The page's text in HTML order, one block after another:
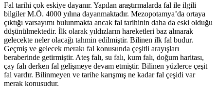
Fal tarihi çok eskiye dayanır. Yapılan araştırmalarda fal ile ilgili
bilgiler M.Ö. 4000 yılına dayanmaktadır. Mezopotamya’da ortaya
çıktığı varsayımı bulunmakta ancak fal tarihinin daha da eski olduğu
düşünülmektedir. İlk olarak yıldızların hareketleri baz alınarak
gelecekte neler olacağı tahmin edilmiştir. Bilinen ilk fal budur.
Geçmiş ve gelecek merakı fal konusunda çeşitli arayışları
beraberinde getirmiştir. Ateş falı, su falı, kum falı, doğum haritası,
çay falı derken fal gelişmeye devam etmiştir. Bilinen yüzlerce çeşit
fal vardır. Bilinmeyen ve tarihe karışmış ne kadar fal çeşidi var
merak konusudur.